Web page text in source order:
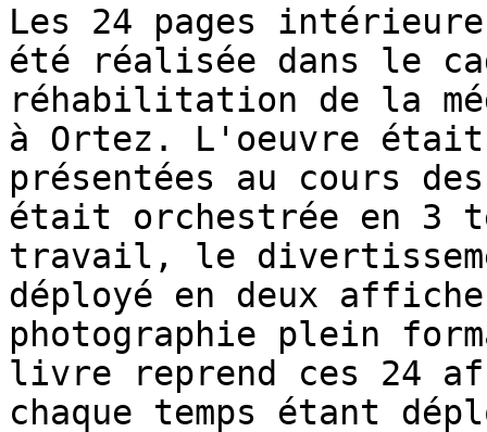
Les 24 pages
été réalisée dans le
réhabilitation de la
à Ortez. L'oeuvre était
présentées au cours
était orchestrée en 3
travail, le
déployé en deux
photographie plein
livre reprend ces 24
chaque temps étant